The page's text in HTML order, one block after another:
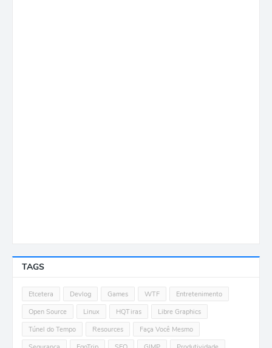
TAGS
Etcetera Devlog Games WTF
Entretenimento
Open Source
Linux HQTiras
Libre Graphics
Túnel do Tempo
Resources
Faça Você Mesmo